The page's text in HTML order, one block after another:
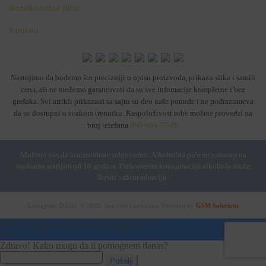
Bezalkoholna pića:
Kontakt
Nastojimo da budemo što precizniji u opisu proizvoda, prikazu slika i samih
cena, ali ne možemo garantovati da su sve infomacije kompletne i bez
grešaka. Svi artikli prikazani sa sajtu su deo naše ponude i ne podrazumeva
da su dostupni u svakom trenutku. Raspoloživost robe možete proveriti na
broj telefona 060-663-77-89
Molimo vas da konzumirate odgovorno. Alkoholna pića su namenjena
osobama starijim od 18 godina. Prekomerna konzumacija alkohola može
štetiti vašem zdravlju.
GSM Solutions
Treba li ti pomoć ili savet oko kupovine?
↺
Zdravo! Kako mogu da ti pomognem danas?
Pošalji